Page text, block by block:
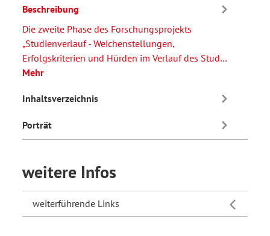
Beschreibung
Die zweite Phase des Forschungsprojekts
„Studienverlauf - Weichenstellungen,
Erfolgskriterien und Hürden im Verlauf des Stud…
Mehr
Inhaltsverzeichnis
Porträt
weitere Infos
weiterführende Links